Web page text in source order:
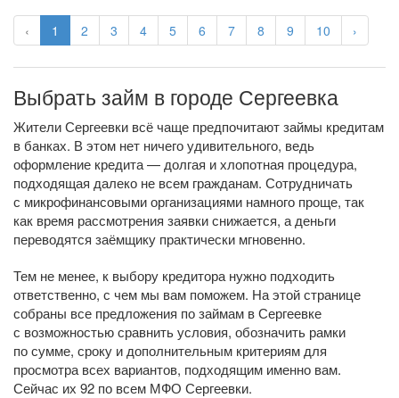
‹ 1 2 3 4 5 6 7 8 9 10 ›
Выбрать займ в городе Сергеевка
Жители Сергеевки всё чаще предпочитают займы кредитам
в банках. В этом нет ничего удивительного, ведь
оформление кредита — долгая и хлопотная процедура,
подходящая далеко не всем гражданам. Сотрудничать
с микрофинансовыми организациями намного проще, так
как время рассмотрения заявки снижается, а деньги
переводятся заёмщику практически мгновенно.
Тем не менее, к выбору кредитора нужно подходить
ответственно, с чем мы вам поможем. На этой странице
собраны все предложения по займам в Сергеевке
с возможностью сравнить условия, обозначить рамки
по сумме, сроку и дополнительным критериям для
просмотра всех вариантов, подходящим именно вам.
Сейчас их 92 по всем МФО Сергеевки.